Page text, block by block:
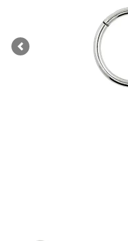
Previous